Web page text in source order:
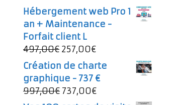
Hébergement web Pro 1
an + Maintenance -
Forfait client L
497,00€ Le
prix
initial
était :
497,00€.
257,00€Le
prix
actuel
est :
Création de charte
graphique - 737 €
997,00€ Le
prix
737,00€Le
prix